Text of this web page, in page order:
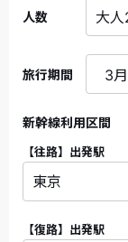
人数
旅行期間
新幹線利用区間
【往路】 出発駅
【復路】 出発駅